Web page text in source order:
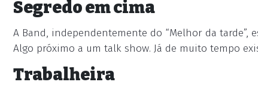
Segredo em cima
A Band, independentemente do “Melhor da tarde”,
Algo próximo a um talk show. Já de muito tempo
Trabalheira